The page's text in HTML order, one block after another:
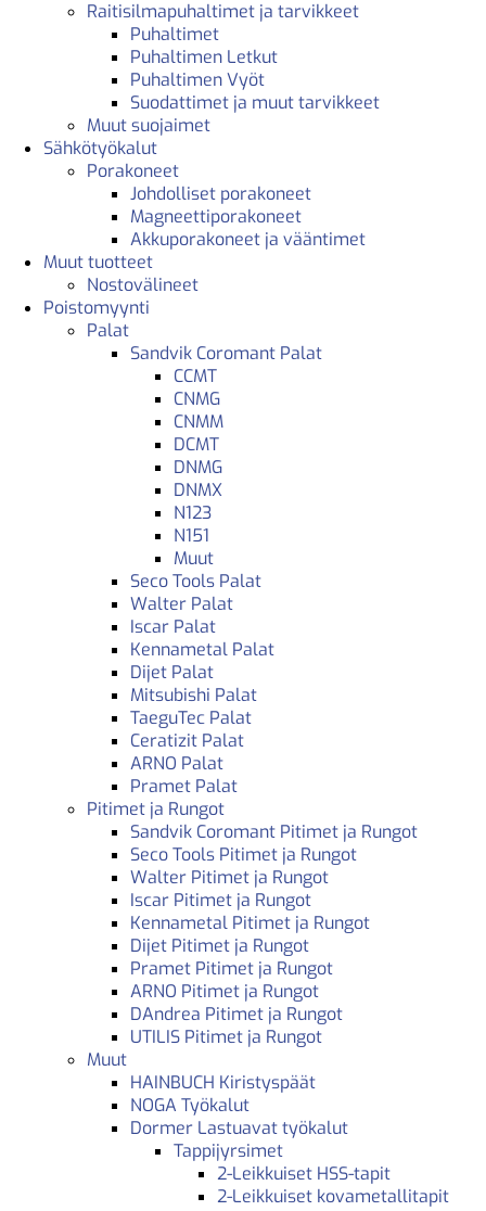
Raitisilmapuhaltimet ja tarvikkeet
Puhaltimet
Puhaltimen Letkut
Puhaltimen Vyöt
Suodattimet ja muut tarvikkeet
Muut suojaimet
Sähkötyökalut
Porakoneet
Johdolliset porakoneet
Magneettiporakoneet
Akkuporakoneet ja vääntimet
Muut tuotteet
Nostovälineet
Poistomyynti
Palat
Sandvik Coromant Palat
CCMT
CNMG
CNMM
DCMT
DNMG
DNMX
N123
N151
Muut
Seco Tools Palat
Walter Palat
Iscar Palat
Kennametal Palat
Dijet Palat
Mitsubishi Palat
TaeguTec Palat
Ceratizit Palat
ARNO Palat
Pramet Palat
Pitimet ja Rungot
Sandvik Coromant Pitimet ja Rungot
Seco Tools Pitimet ja Rungot
Walter Pitimet ja Rungot
Iscar Pitimet ja Rungot
Kennametal Pitimet ja Rungot
Dijet Pitimet ja Rungot
Pramet Pitimet ja Rungot
ARNO Pitimet ja Rungot
DAndrea Pitimet ja Rungot
UTILIS Pitimet ja Rungot
Muut
HAINBUCH Kiristyspäät
NOGA Työkalut
Dormer Lastuavat työkalut
Tappijyrsimet
2-Leikkuiset HSS-tapit
2-Leikkuiset kovametallitapit